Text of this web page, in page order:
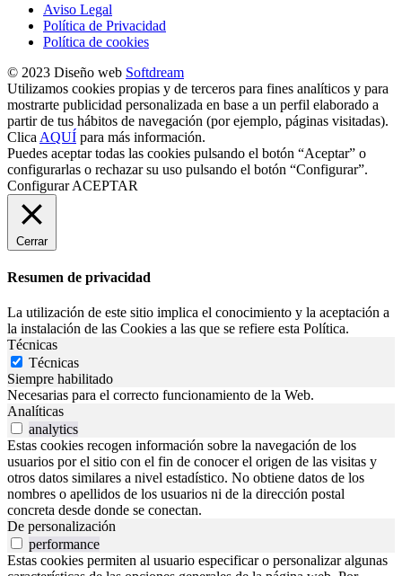
Aviso Legal
Política de Privacidad
Política de cookies
© 2023 Diseño web Softdream
Utilizamos cookies propias y de terceros para fines analíticos y para
mostrarte publicidad personalizada en base a un perfil elaborado a
partir de tus hábitos de navegación (por ejemplo, páginas visitadas).
Clica AQUÍ para más información.
Puedes aceptar todas las cookies pulsando el botón “Aceptar” o
configurarlas o rechazar su uso pulsando el botón “Configurar”.
Configurar ACEPTAR
Cerrar
Resumen de privacidad
La utilización de este sitio implica el conocimiento y la aceptación a
la instalación de las Cookies a las que se refiere esta Política.
Técnicas
Técnicas
Siempre habilitado
Necesarias para el correcto funcionamiento de la Web.
Analíticas
analytics
Estas cookies recogen información sobre la navegación de los
usuarios por el sitio con el fin de conocer el origen de las visitas y
otros datos similares a nivel estadístico. No obtiene datos de los
nombres o apellidos de los usuarios ni de la dirección postal
concreta desde donde se conectan.
De personalización
performance
Estas cookies permiten al usuario especificar o personalizar algunas